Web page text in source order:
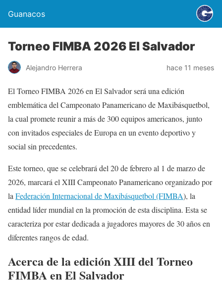
Guanacos
Torneo FIMBA 2026 El Salvador
Alejandro Herrera hace 11 meses
El Torneo FIMBA 2026 en El Salvador será una edición
emblemática del Campeonato Panamericano de Maxibásquetbol,
la cual promete reunir a más de 300 equipos americanos, junto
con invitados especiales de Europa en un evento deportivo y
social sin precedentes.
Este torneo, que se celebrará del 20 de febrero al 1 de marzo de
2026, marcará el XIII Campeonato Panamericano organizado por
la Federación Internacional de Maxibásquetbol (FIMBA), la
entidad líder mundial en la promoción de esta disciplina. Esta se
caracteriza por estar dedicada a jugadores mayores de 30 años en
diferentes rangos de edad.
Acerca de la edición XIII del Torneo
FIMBA en El Salvador